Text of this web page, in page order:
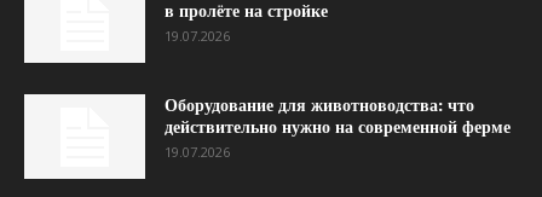
в пролёте на стройке
19.07.2026
Оборудование для животноводства: что
действительно нужно на современной ферме
19.07.2026